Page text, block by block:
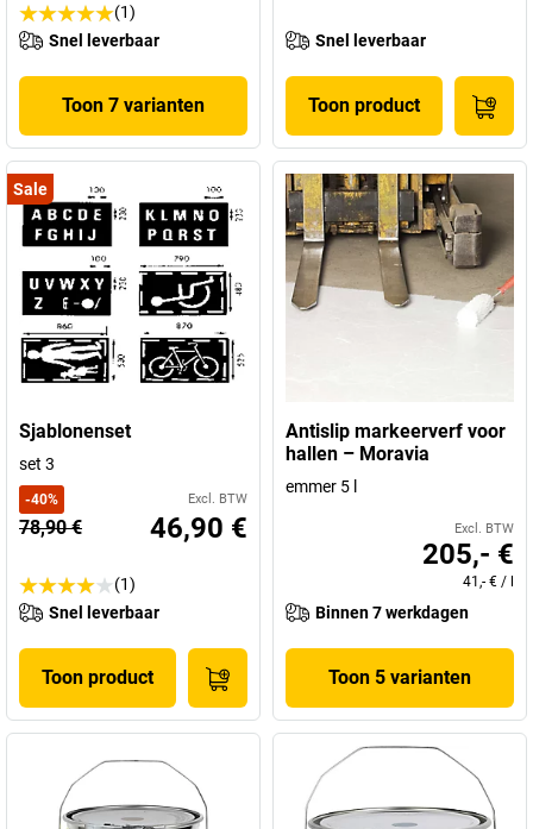
(1)
Snel leverbaar
Toon 7 varianten
Snel leverbaar
Toon product
Sale
Sjablonenset
set 3
-40% Excl. BTW
78,90 € 46,90 €
(1)
Snel leverbaar
Toon product
Antislip markeerverf voor
hallen – Moravia
emmer 5 l
Excl. BTW
205,- €
41,- € /
Binnen 7 werkdagen
Toon 5 varianten